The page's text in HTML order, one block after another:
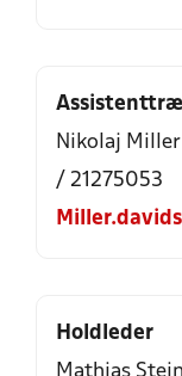
Nikolaj
/ 21275053
Holdleder
Mathias